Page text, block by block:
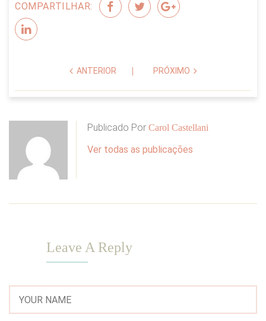
COMPARTILHAR:
ANTERIOR PRÓXIMO
Publicado Por Carol Castellani
Ver todas as publicações
Leave A Reply